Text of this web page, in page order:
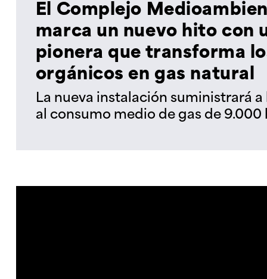
El Complejo
marca un nuevo hito con
pionera que transforma
orgánicos en gas natural
La nueva instalación suministrará
al consumo medio de gas de 9.000